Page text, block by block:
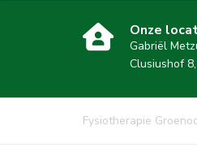
Onze
Gabriël
Clusiushof
Fysiotherapie